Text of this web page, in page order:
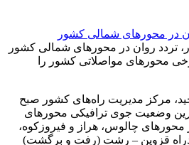
تردد روان در محورهای شمالی کشور
محورهای مواصلاتی کشور را
مرکز مدیریت راه‌های کشور صبح
وضعیت جوی ترافیکی محورهای
چالوس، هراز و فیروزکوه،
قزوین – رشت (رفت و برگشت)